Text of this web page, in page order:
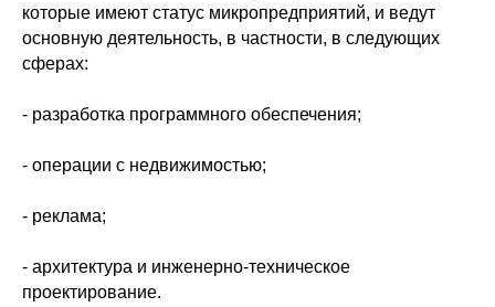
которые имеют статус микропредприятий, и ведут
основную деятельность, в частности, в следующих
сферах:
- разработка программного обеспечения;
- операции с недвижимостью;
- реклама;
- архитектура и инженерно-техническое
проектирование.